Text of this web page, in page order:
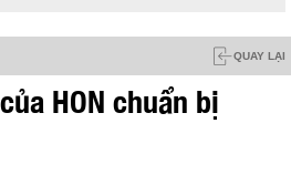
QUAY LẠI
HON chuẩn bị